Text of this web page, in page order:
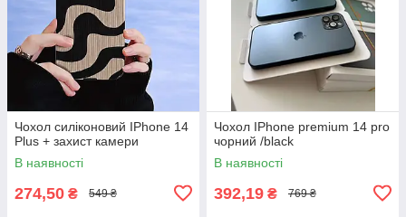
Чохол силіконовий IPhone 14
Plus + захист камери
В наявності
274,50 ₴ 549 ₴
Чохол IPhone premium 14 pro
чорний /black
В наявності
392,19 ₴ 769 ₴